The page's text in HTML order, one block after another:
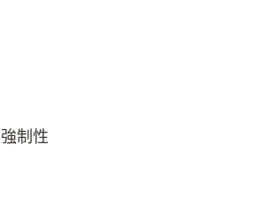
制性